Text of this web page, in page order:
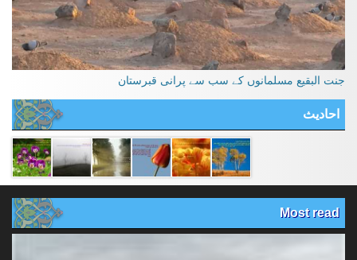
جنت البقیع مسلمانوں کے سب سے پرانی قبرستان
احادیث
Most read